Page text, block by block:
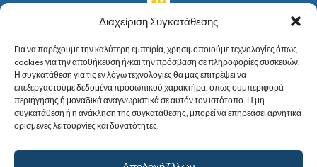
Διαχείριση Συγκατάθεσης
Για να παρέχουμε την καλύτερη εμπειρία, χρησιμοποιούμε τεχνολογίες όπως
cookies για την αποθήκευση ή/και την πρόσβαση σε πληροφορίες συσκευών.
Η συγκατάθεση για τις εν λόγω τεχνολογίες θα μας επιτρέψει να
επεξεργαστούμε δεδομένα προσωπικού χαρακτήρα, όπως συμπεριφορά
περιήγησης ή μοναδικά αναγνωριστικά σε αυτόν τον ιστότοπο. Η μη
συγκατάθεση ή η ανάκληση της συγκατάθεσης, μπορεί να επηρεάσει αρνητικά
ορισμένες λειτουργίες και δυνατότητες.